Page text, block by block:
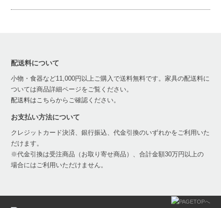
配送料について
小物・食器など11,000円以上ご購入で送料無料です。家具の配送料に
ついては商品詳細ページをご覧ください。
配送料はこちらからご確認ください。
お支払い方法について
クレジットカード決済、銀行振込、代金引換のいずれかをご利用いた
だけます。
※代金引換は受注商品（お取り寄せ商品）、合計金額30万円以上の
場合にはご利用いただけません。